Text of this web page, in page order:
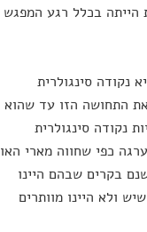
הייתה בכלל רגע המפגש
נקודה סינגולרית
התחושה הזו עד שהוא
נקודה סינגולרית
כפי שחווה מארי האו
בקרים שבהם היינו
ולא היינו מוותרים